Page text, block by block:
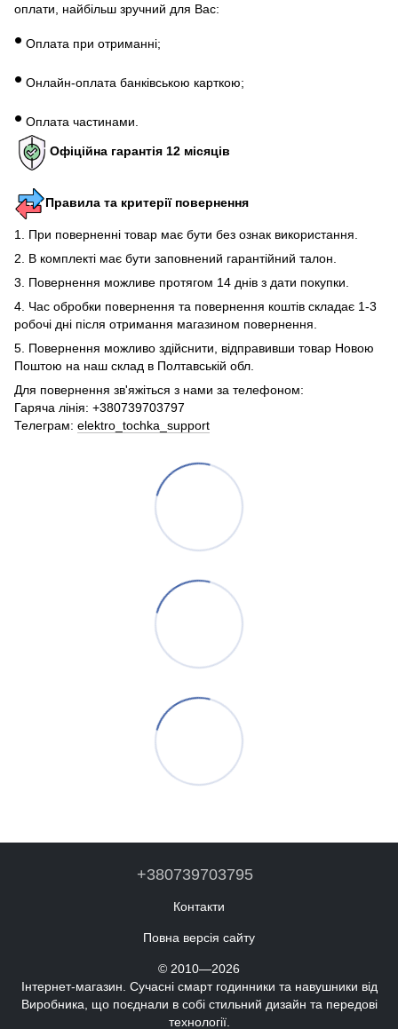
оплати, найбільш зручний для Вас:
• Оплата при отриманні;
• Онлайн-оплата банківською карткою;
• Оплата частинами.
Офіційна гарантія 12 місяців
Правила та критерії повернення
1. При поверненні товар має бути без ознак використання.
2. В комплекті має бути заповнений гарантійний талон.
3. Повернення можливе протягом 14 днів з дати покупки.
4. Час обробки повернення та повернення коштів складає 1-3
робочі дні після отримання магазином повернення.
5. Повернення можливо здійснити, відправивши товар Новою
Поштою на наш склад в Полтавській обл.
Для повернення зв'яжіться з нами за телефоном:
Гаряча лінія: +380739703797
Телеграм: elektro_tochka_support
+380739703795
Контакти
Повна версія сайту
© 2010—2026
Інтернет-магазин. Сучасні смарт годинники та навушники від
Виробника, що поєднали в собі стильний дизайн та передові
технології.